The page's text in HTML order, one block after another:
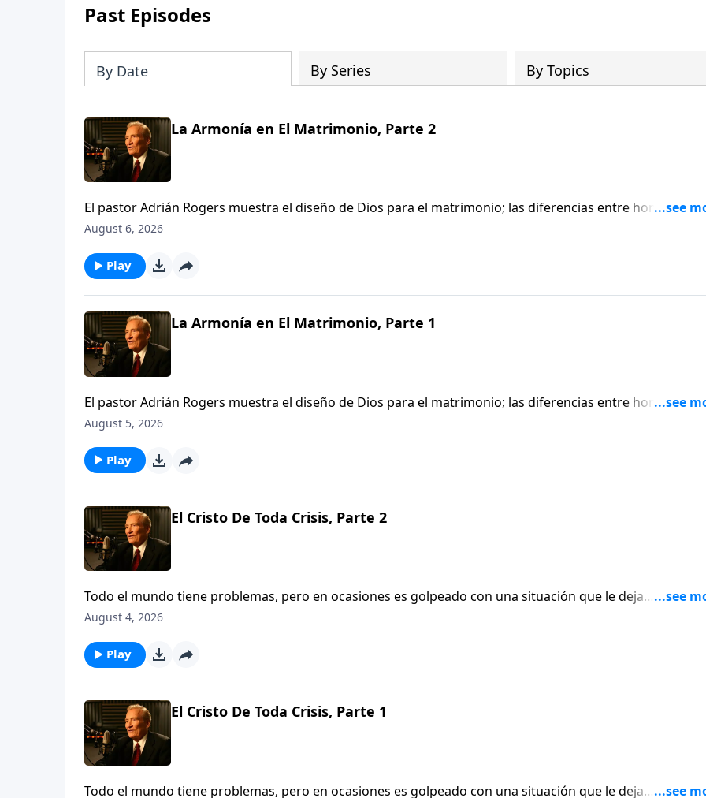
Past Episodes
By Date By Series By Topics
La Armonía en El Matrimonio, Parte 2
El pastor Adrián Rogers muestra el diseño de Dios para el matrimonio; las diferencias entre hombre y
mujer, y cómo tener armonía en el hogar. A pesar de las innegables diferencias emocionales y
August 6, 2026
Play
La Armonía en El Matrimonio, Parte 1
El pastor Adrián Rogers muestra el diseño de Dios para el matrimonio; las diferencias entre hombre y
mujer, y cómo tener armonía en el hogar. A pesar de las innegables diferencias emocionales y
August 5, 2026
Play
El Cristo De Toda Crisis, Parte 2
Todo el mundo tiene problemas, pero en ocasiones es golpeado con una situación que le deja
tambaleándose, impotente, incluso desesperado. El pastor Adrián Rogers explica qué hacer y cómo
August 4, 2026
Play
El Cristo De Toda Crisis, Parte 1
Todo el mundo tiene problemas, pero en ocasiones es golpeado con una situación que le deja